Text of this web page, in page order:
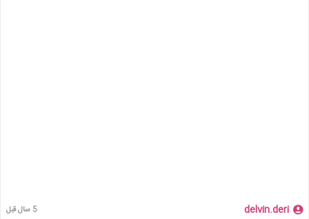
delvin.deri 5 سال قبل